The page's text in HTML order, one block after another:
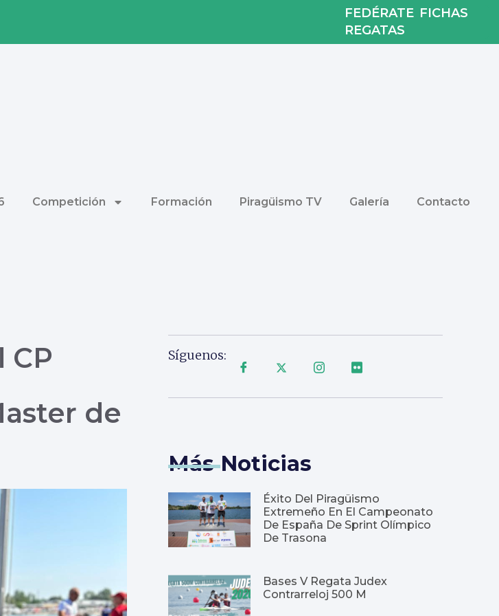
FEDÉRATE FICHAS
REGATAS
Competición Formación Piragüismo TV Galería Contacto
CP
de
Síguenos:
Más Noticias
Éxito Del Piragüismo
Extremeño En El Campeonato
De España De Sprint Olímpico
De Trasona
Bases V Regata Judex
Contrarreloj 500 M